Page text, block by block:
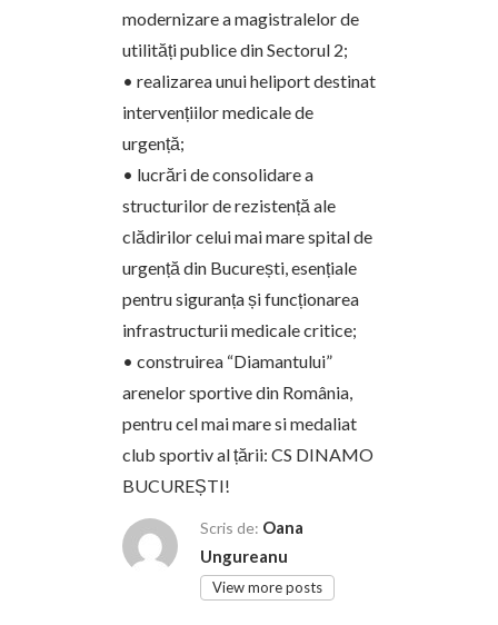
modernizare a magistralelor de
utilități publice din Sectorul 2;
• realizarea unui heliport destinat
intervențiilor medicale de
urgență;
• lucrări de consolidare a
structurilor de rezistență ale
clădirilor celui mai mare spital de
urgență din București, esențiale
pentru siguranța și funcționarea
infrastructurii medicale critice;
• construirea “Diamantului”
arenelor sportive din România,
pentru cel mai mare si medaliat
club sportiv al țării: CS DINAMO
BUCUREȘTI!
Scris de: Oana
Ungureanu
View more posts